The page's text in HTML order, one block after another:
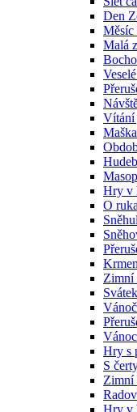
Den
Měsíc
Malá
Vítání
Hry v
O
Zimní
Hry s
S
Zimní
Hry v